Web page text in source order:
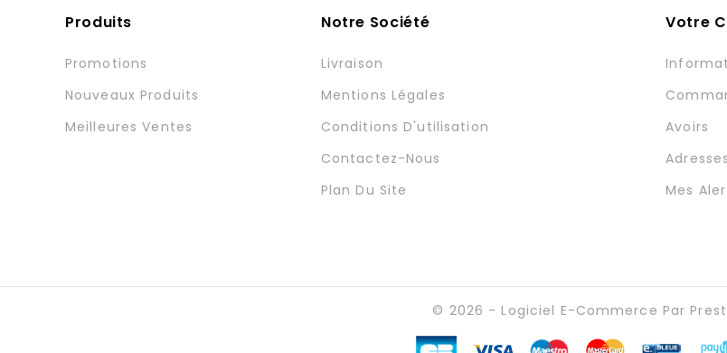
Produits
Promotions
Nouveaux Produits
Meilleures Ventes
Notre Société
Livraison
Mentions Légales
Conditions D'utilisation
Contactez-Nous
Plan Du Site
Votre
Avoirs
Adresses
Mes
© 2026 - Logiciel E-Commerce Par